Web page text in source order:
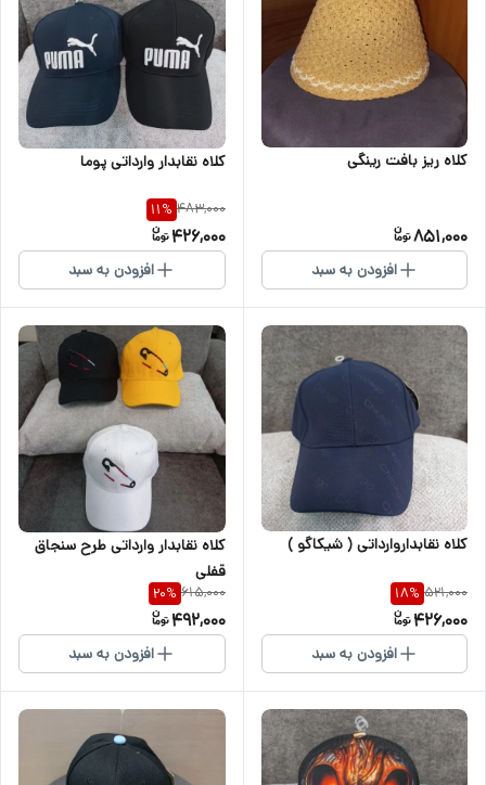
کلاه ریز بافت رینگی
851,000
افزودن به سبد
کلاه نقابدار وارداتی پوما
483,000
11%
426,000
افزودن به سبد
کلاه نقابداروارداتی ( شیکاگو )
521,000
18%
426,000
افزودن به سبد
کلاه نقابدار وارداتی طرح سنجاق
قفلی
615,000
20%
492,000
افزودن به سبد